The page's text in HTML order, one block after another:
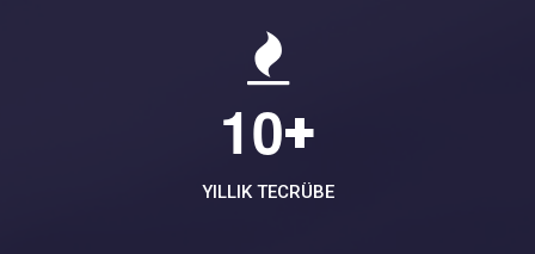
10+
YILLIK TECRÜBE